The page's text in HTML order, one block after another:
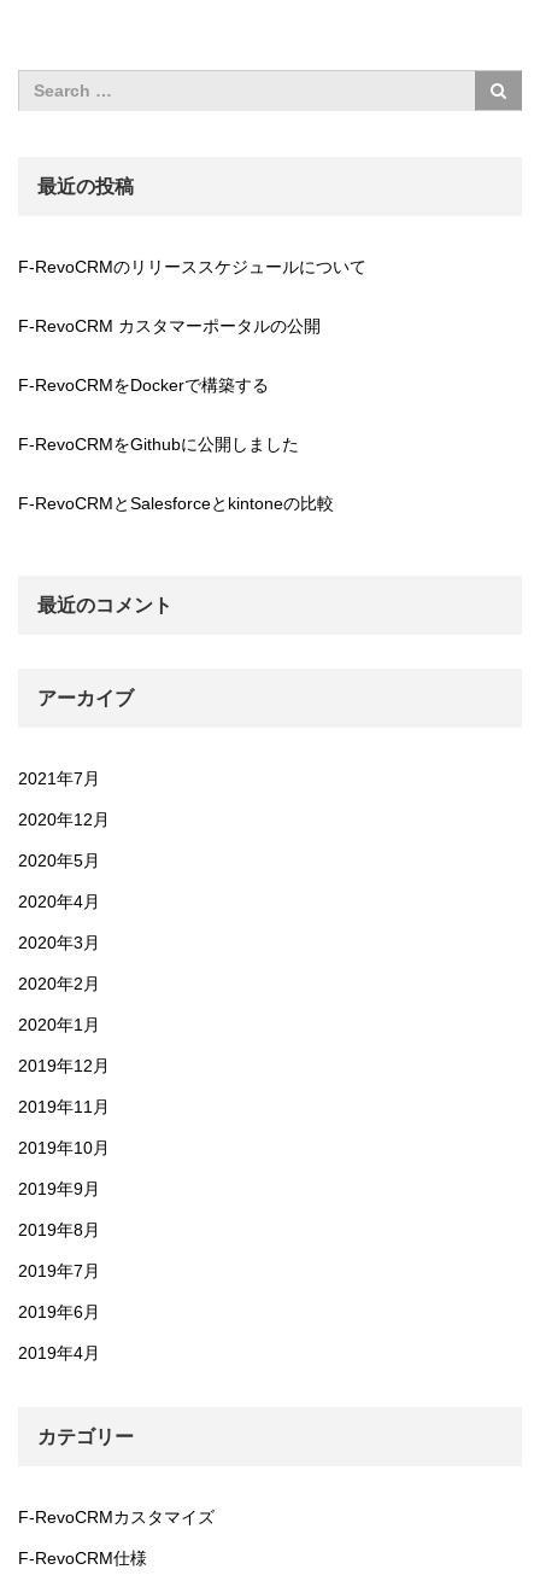
最近の投稿
F-RevoCRMのリリーススケジュールについて
F-RevoCRM カスタマーポータルの公開
F-RevoCRMをDockerで構築する
F-RevoCRMをGithubに公開しました
F-RevoCRMとSalesforceとkintoneの比較
最近のコメント
アーカイブ
2021年7月
2020年12月
2020年5月
2020年4月
2020年3月
2020年2月
2020年1月
2019年12月
2019年11月
2019年10月
2019年9月
2019年8月
2019年7月
2019年6月
2019年4月
カテゴリー
F-RevoCRMカスタマイズ
F-RevoCRM仕様